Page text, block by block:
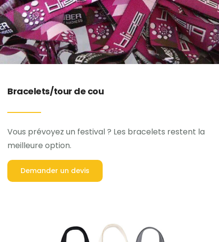
Bracelets/tour de cou
Vous prévoyez un festival ? Les bracelets restent la
meilleure option.
Demander un devis